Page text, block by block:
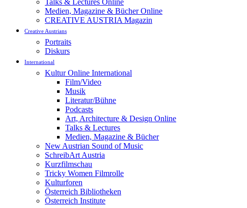
Talks & Lectures Online
Medien, Magazine & Bücher Online
CREATIVE AUSTRIA Magazin
Creative Austrians
Portraits
Diskurs
International
Kultur Online International
Film/Video
Musik
Literatur/Bühne
Podcasts
Art, Architecture & Design Online
Talks & Lectures
Medien, Magazine & Bücher
New Austrian Sound of Music
SchreibArt Austria
Kurzfilmschau
Tricky Women Filmrolle
Kulturforen
Österreich Bibliotheken
Österreich Institute